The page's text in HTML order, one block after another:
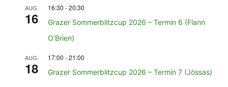
AUG.
16
16:30 -20:30
Grazer Sommerblitzcup 2026 – Termin 6 (Flann
O’Brien)
AUG.
18
17:00 -21:00
Grazer Sommerblitzcup 2026 – Termin 7 (Jössas)